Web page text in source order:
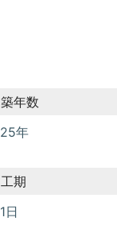
築年数
25年
工期
1日